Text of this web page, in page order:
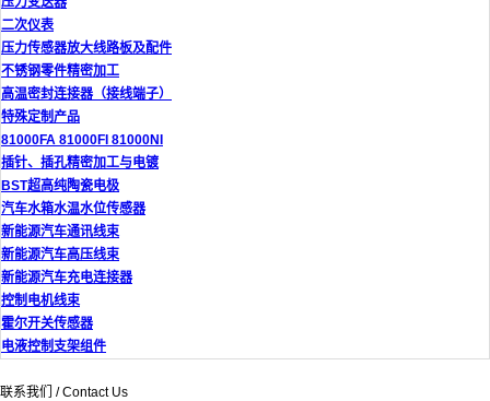
二次仪表
压力传感器放大线路板及配件
不锈钢零件精密加工
高温密封连接器（接线端子）
特殊定制产品
81000FA 81000FI 81000NI
插针、插孔精密加工与电镀
BST超高纯陶瓷电极
汽车水箱水温水位传感器
新能源汽车通讯线束
新能源汽车高压线束
新能源汽车充电连接器
控制电机线束
霍尔开关传感器
电液控制支架组件
联系我们 / Contact Us